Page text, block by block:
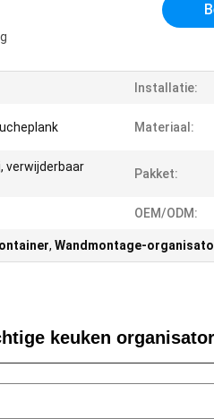
Installatie:
Materiaal:
verwijderbaar
Pakket:
OEM/ODM:
, Wandmontage-
keuken